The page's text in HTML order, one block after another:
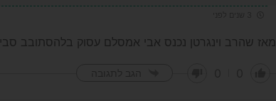
מאז שהרב וינגרטן נכנס אבי אמסלם עסוק בלהסתובב